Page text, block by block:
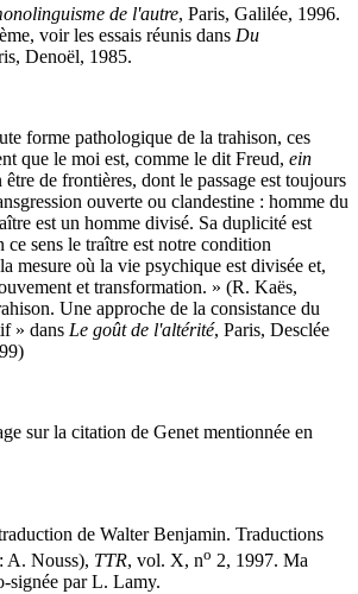
de l'autre, Paris, Galilée, 1996.
voir les essais réunis dans Du
Denoël, 1985.
forme pathologique de la trahison, ces
que le moi est, comme le dit Freud, ein
être de frontières, dont le passage est toujours
ouverte ou clandestine : homme du
est un homme divisé. Sa duplicité est
ce sens le traître est notre condition
mesure où la vie psychique est divisée et,
et transformation. » (R. Kaës,
Une approche de la consistance du
» dans Le goût de l'altérité, Paris, Desclée
sur la citation de Genet mentionnée en
de Walter Benjamin. Traductions
A. Nouss), TTR, vol. X, no 2, 1997. Ma
signée par L. Lamy.